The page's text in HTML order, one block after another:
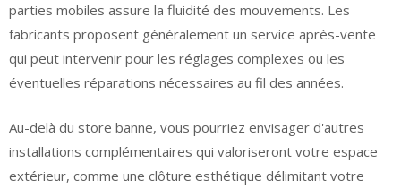
parties mobiles assure la fluidité des mouvements. Les
fabricants proposent généralement un service après-vente
qui peut intervenir pour les réglages complexes ou les
éventuelles réparations nécessaires au fil des années.
Au-delà du store banne, vous pourriez envisager d'autres
installations complémentaires qui valoriseront votre espace
extérieur, comme une clôture esthétique délimitant votre